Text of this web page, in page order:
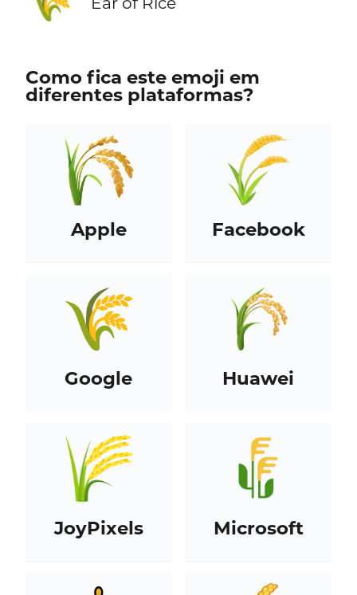
Como fica este emoji em
diferentes plataformas?
Apple Facebook
Google Huawei
JoyPixels Microsoft